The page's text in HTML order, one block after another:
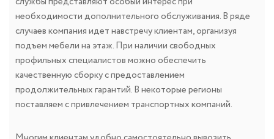
необходимости дополнительного обслуживания. В ряде
случаев компания идет навстречу клиентам, организуя
подъем мебели на этаж. При наличии свободных
профильных специалистов можно обеспечить
качественную сборку с предоставлением
продолжительных гарантий. В некоторые регионы
поставляем с привлечением транспортных компаний.